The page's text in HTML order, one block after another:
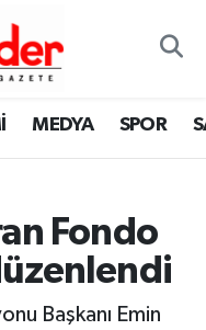
MEDYA SPOR
Fondo
Başkanı Emin
Haritası
ve Fikstür